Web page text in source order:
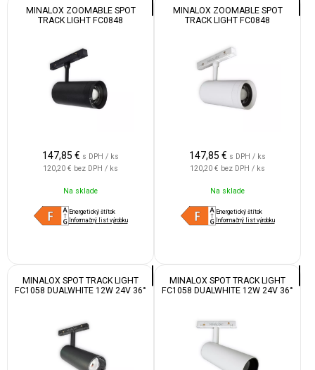
MINALOX ZOOMABLE SPOT
TRACK LIGHT FC0848
147,85 € s DPH / ks
120,20 € bez DPH / ks
Na sklade
Energetický štítok
Informačný list výrobku
MINALOX ZOOMABLE SPOT
TRACK LIGHT FC0848
147,85 € s DPH / ks
120,20 € bez DPH / ks
Na sklade
Energetický štítok
Informačný list výrobku
MINALOX SPOT TRACK LIGHT
FC1058 DUALWHITE 12W 24V 36°
MINALOX SPOT TRACK LIGHT
FC1058 DUALWHITE 12W 24V 36°